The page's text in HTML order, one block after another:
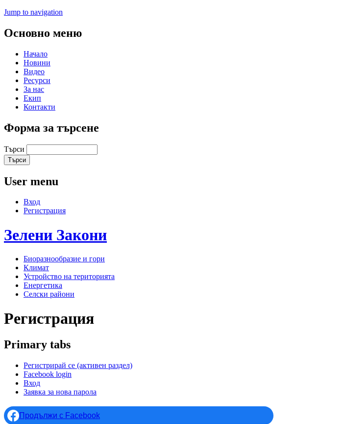
Jump to navigation
Основно меню
Начало
Новини
Видео
Ресурси
За нас
Екип
Контакти
Форма за търсене
Търси
User menu
Вход
Регистрация
Зелени Закони
Биоразнообразие и гори
Климат
Устройство на територията
Енергетика
Селски райони
Регистрация
Primary tabs
Регистрирай се (активен раздел)
Facebook login
Вход
Заявка за нова парола
Продължи с Facebook